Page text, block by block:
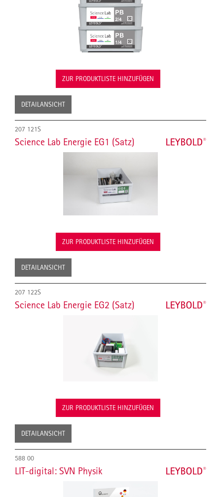
ZUR PRODUKTLISTE HINZUFÜGEN
DETAILANSICHT
207 121S
Science Lab Energie EG1 (Satz)
ZUR PRODUKTLISTE HINZUFÜGEN
DETAILANSICHT
207 122S
Science Lab Energie EG2 (Satz)
ZUR PRODUKTLISTE HINZUFÜGEN
DETAILANSICHT
588 00
LIT-digital: SVN Physik